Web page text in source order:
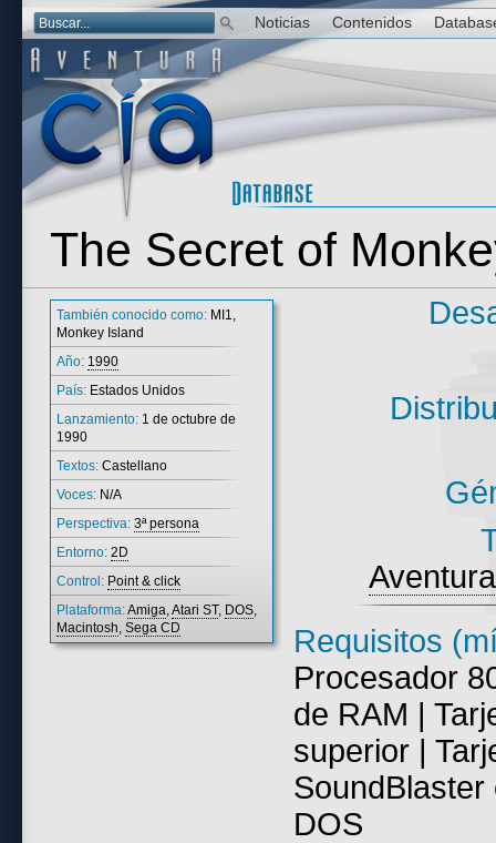
Noticias Contenidos
The Secret of
También conocido como: MI1,
Monkey Island
Año: 1990
País: Estados Unidos
Lanzamiento: 1 de octubre de
1990
Textos: Castellano
Voces: N/A
Perspectiva: 3ª persona
Entorno: 2D
Control: Point & click
Plataforma:Amiga,Atari ST, DOS,
Macintosh, Sega CD
Requisitos
Procesador
de RAM |
superior |
DOS